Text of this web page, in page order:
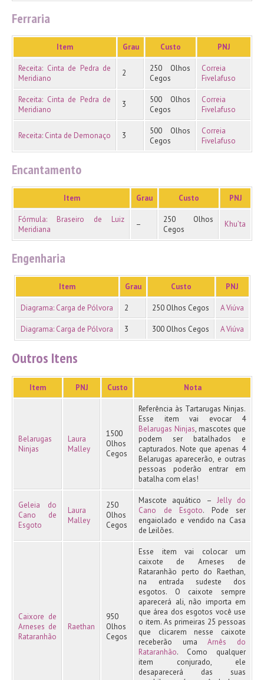
Ferraria
Item Grau Custo PNJ
Receita: Cinta de Pedra de
Meridiano
2
250 Olhos
Cegos
Correia
Fivelafuso
Receita: Cinta de Pedra de
Meridiano
3
500 Olhos
Cegos
Correia
Fivelafuso
Receita: Cinta de Demonaço 3
500 Olhos
Cegos
Correia
Fivelafuso
Encantamento
Item Grau Custo PNJ
Fórmula: Braseiro de Luiz
Meridiana
–
250 Olhos
Cegos
Khu’ta
Engenharia
Item Grau Custo PNJ
Diagrama: Carga de Pólvora 2 250 Olhos Cegos A Viúva
Diagrama: Carga de Pólvora 3 300 Olhos Cegos A Viúva
Outros Itens
Item PNJ Custo Nota
Belarugas
Ninjas
Laura
Malley
1500
Olhos
Cegos
Referência às Tartarugas Ninjas.
Esse item vai evocar 4
Belarugas Ninjas, mascotes que
podem ser batalhados e
capturados. Note que apenas 4
Belarugas aparecerão, e outras
pessoas poderão entrar em
batalha com elas!
Geleia do
Cano de
Esgoto
Laura
Malley
250
Olhos
Cegos
Mascote aquático – Jelly do
Cano de Esgoto. Pode ser
engaiolado e vendido na Casa
de Leilões.
Caixore de
Arneses de
Rataranhão
Raethan
950
Olhos
Cegos
Esse item vai colocar um
caixote de Arneses de
Rataranhão perto do Raethan,
na entrada sudeste dos
esgotos. O caixote sempre
aparecerá ali, não importa em
que área dos esgotos você use
o item. As primeiras 25 pessoas
que clicarem nesse caixote
receberão umaArnês do
Rataranhão. Como qualquer
item conjurado, ele
desaparecerá das suas